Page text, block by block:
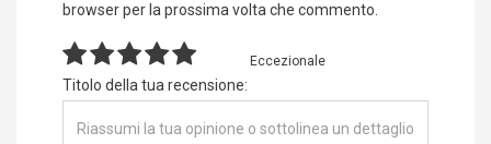
browser per la prossima volta che commento.
Eccezionale
Titolo della tua recensione: